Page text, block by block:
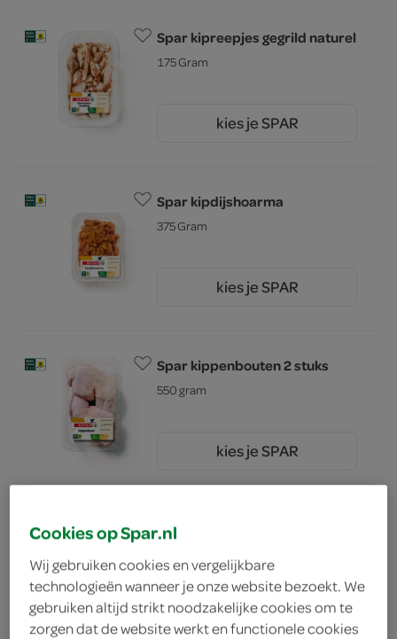
Spar kipreepjes gegrild naturel
175 Gram
kies je SPAR
Spar kipdijshoarma
375 Gram
kies je SPAR
Spar kippenbouten 2 stuks
550 gram
kies je SPAR
Spar kip kalkoen gehakt
3.99 kies je SPAR
Cookies op Spar.nl
Wij gebruiken cookies en vergelijkbare
technologieën wanneer je onze website bezoekt. We
gebruiken altijd strikt noodzakelijke cookies om te
zorgen dat de website werkt en functionele cookies